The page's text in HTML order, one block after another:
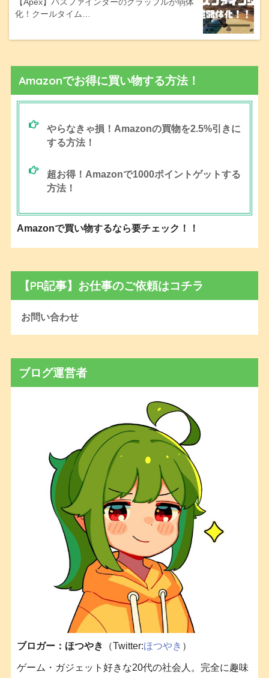
【Apex】パスファインダーのグラップルが弱体
化！クールタイム…
Amazonでお得に買い物する方法！
やらなきゃ損！Amazonの買物を2.5%引きに
する方法！
超お得！Amazonで1000ポイントゲットする
方法！
Amazonで買い物するなら要チェック！！
【PR記事】お仕事のご依頼はコチラ
お問い合わせ
ブログ運営者
ブロガー：ほつやき （Twitter:ほつやき ）
ゲーム・ガジェット好きな20代の社会人。完全に趣味